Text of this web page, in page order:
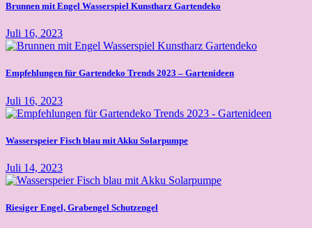
Brunnen mit Engel Wasserspiel Kunstharz Gartendeko
Juli 16, 2023
Empfehlungen für Gartendeko Trends 2023 – Gartenideen
Juli 16, 2023
Wasserspeier Fisch blau mit Akku Solarpumpe
Juli 14, 2023
Riesiger Engel, Grabengel Schutzengel